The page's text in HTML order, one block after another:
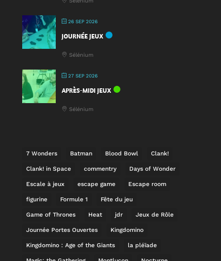
26 SEP 2026
JOURNÉE JEUX
Sélénium
27 SEP 2026
APRÈS-MIDI JEUX
Sélénium
7 Wonders Batman Blood Bowl Clank!
Clank! in Space commentry Days of Wonder
Escale à jeux escape game Escape room
figurine Formule 1 Fête du jeu
Game of Thrones Heat jdr Jeux de Rôle
Journée Portes Ouvertes Kingdomino
Kingdomino : Age of the Giants la pléïade